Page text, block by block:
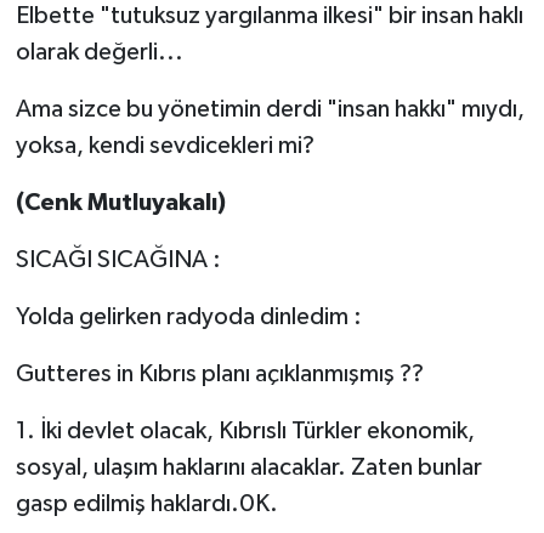
Elbette "tutuksuz yargılanma ilkesi" bir insan haklı
olarak değerli...
Ama sizce bu yönetimin derdi "insan hakkı" mıydı,
yoksa, kendi sevdicekleri mi?
(Cenk Mutluyakalı)
SICAĞI SICAĞINA :
Yolda gelirken radyoda dinledim :
Gutteres in Kıbrıs planı açıklanmışmış ??
1. İki devlet olacak, Kıbrıslı Türkler ekonomik,
sosyal, ulaşım haklarını alacaklar. Zaten bunlar
gasp edilmiş haklardı.0K.